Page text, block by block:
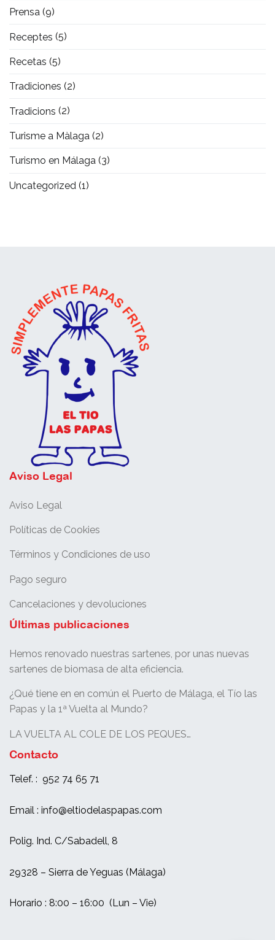
Prensa (9)
Receptes (5)
Recetas (5)
Tradiciones (2)
Tradicions (2)
Turisme a Màlaga (2)
Turismo en Málaga (3)
Uncategorized (1)
Aviso Legal
Aviso Legal
Políticas de Cookies
Términos y Condiciones de uso
Pago seguro
Cancelaciones y devoluciones
Últimas publicaciones
Hemos renovado nuestras sartenes, por unas nuevas
sartenes de biomasa de alta eficiencia.
¿Qué tiene en en común el Puerto de Málaga, el Tío las
Papas y la 1ª Vuelta al Mundo?
LA VUELTA AL COLE DE LOS PEQUES…
Contacto
Telef. : 952 74 65 71
Email : info@eltiodelaspapas.com
Polig. Ind. C/Sabadell, 8
29328 – Sierra de Yeguas (Málaga)
Horario : 8:00 – 16:00 (Lun – Vie)